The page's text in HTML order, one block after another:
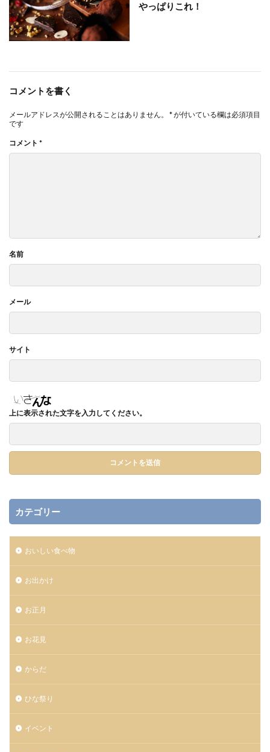
やっぱりこれ！
コメントを書く
メールアドレスが公開されることはありません。 *が付いている欄は必須項目
です
コメント *
名前
メール
サイト
上に表示された文字を入力してください。
カテゴリー
おいしい食べ物
お出かけ
お正月
お花見
からだ
ひな祭り
イベント